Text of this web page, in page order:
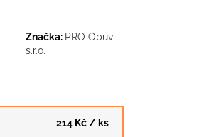
Značka: PRO Obuv
s.r.o.
214 Kč / ks